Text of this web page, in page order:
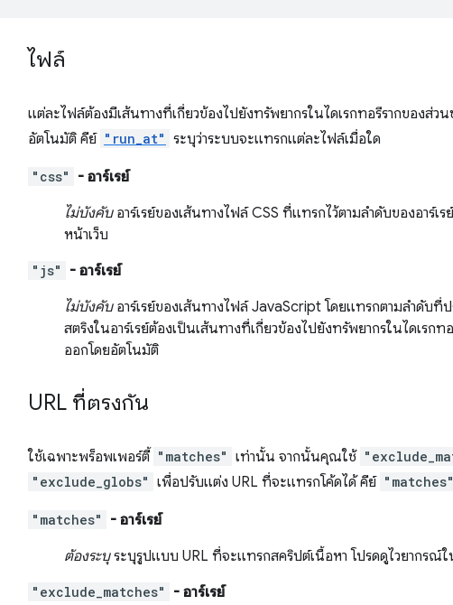
ไฟล์
แต่ละไฟล์ต้องมีเส้นทางที่เกี่ยวข้องไปยังทรัพยากรในไดเรกทอรีรากของส่ว
อัตโนมัติ คีย์ "run_at" ระบุว่าระบบจะแทรกแต่ละไฟล์เมื่อใด
"css"
- อาร์เรย์
ไม่บังคับอาร์เรย์ของเส้นทางไฟล์ CSS ที่แทรกไว้ตามลำดับของอาร์
หน้าเว็บ
"js"
- อาร์เรย์
ไม่บังคับอาร์เรย์ของเส้นทางไฟล์ JavaScript โดยแทรกตามลำดับที่
สตริงในอาร์เรย์ต้องเป็นเส้นทางที่เกี่ยวข้องไปยังทรัพยากรในไดเรก
ออกโดยอัตโนมัติ
URL ที่ตรงกัน
ใช้เฉพาะพร็อพเพอร์ตี้ "matches" เท่านั้น จากนั้นคุณใช้
"exclude_globs" เพื่อปรับแต่ง URL ที่จะแทรกโค้ดได้ คีย์ "matches"
"matches"
- อาร์เรย์
ต้องระบุระบุรูปแบบ URL ที่จะแทรกสคริปต์เนื้อหา โปรดดูไวยากรณ์ใ
"exclude_matches"
- อาร์เรย์